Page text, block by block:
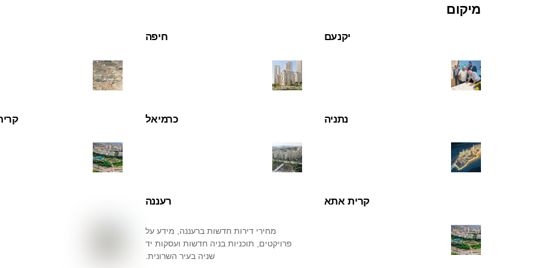
מיקום
יקנעם חיפה
נתניה כרמיאל
קרית אתא רעננה
מחירי דירות חדשות ברעננה, מידע על
פרויקטים, תוכניות בניה חדשות ועסקות יד
שניה בעיר השרונית.